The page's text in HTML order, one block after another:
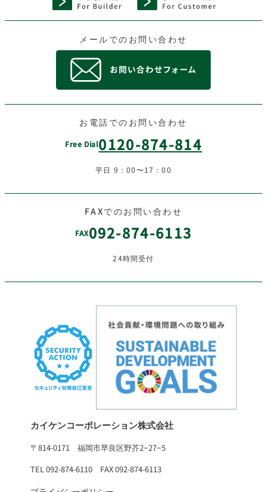
メールでのお問い合わせ
お電話でのお問い合わせ
Free Dial0120-874-814
平日 9：00〜17：00
FAXでのお問い合わせ
FAX092-874-6113
24時間受付
カイケンコーポレーション株式会社
〒814-0171 福岡市早良区野芥2−27−5
TEL 092-874-6110 FAX 092-874-6113